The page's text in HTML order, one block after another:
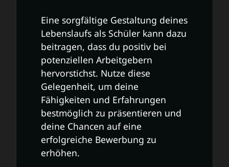
Eine sorgfältige Gestaltung deines
Lebenslaufs als Schüler kann dazu
beitragen, dass du positiv bei
potenziellen Arbeitgebern
hervorstichst. Nutze diese
Gelegenheit, um deine
Fähigkeiten und Erfahrungen
bestmöglich zu präsentieren und
deine Chancen auf eine
erfolgreiche Bewerbung zu
erhöhen.